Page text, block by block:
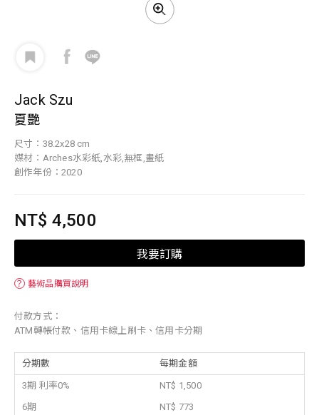
Jack Szu
夏艷
尺寸：38.2x28 cm
媒材：Arches水彩紙,水彩,無框,畫紙
創作年份：2020
NT$ 4,500
我要訂購
？ 藝術品購買說明
付款方式：
ATM轉帳付款、信用卡線上刷卡、信用卡分期
分期數 每期金額
3期 利率0%
NT$ 1,500
6期
NT$ 773